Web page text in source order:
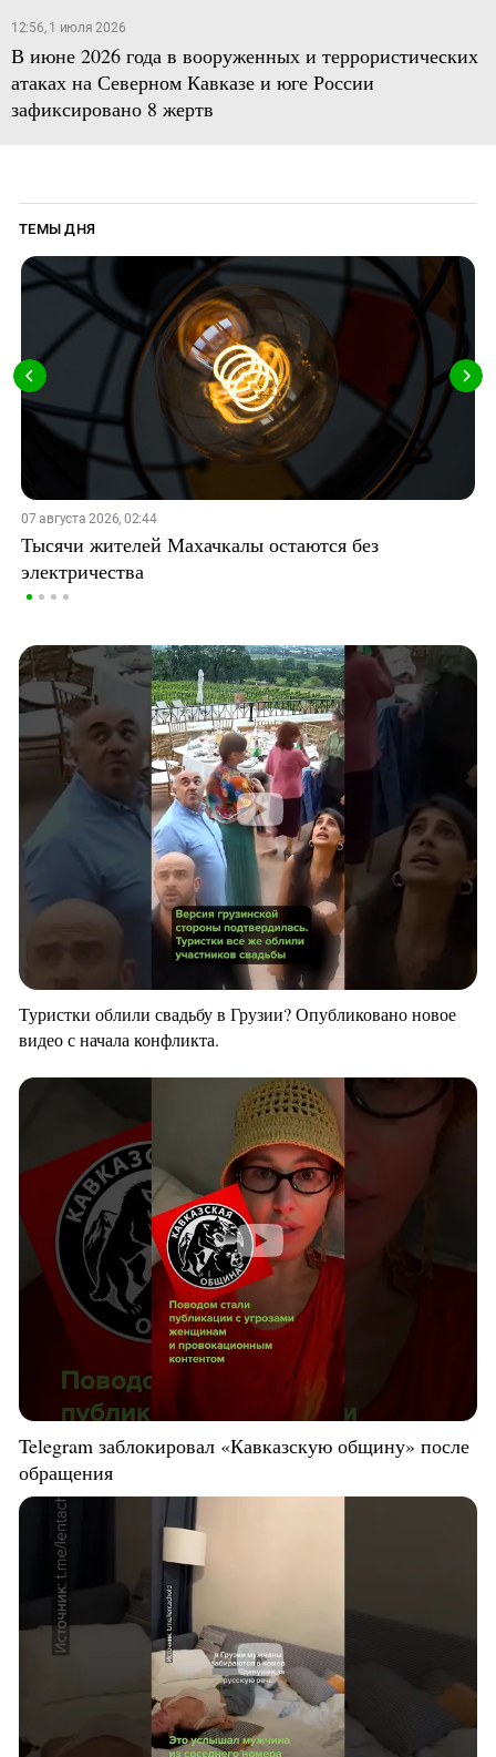
12:56, 1 июля 2026
В июне 2026 года в вооруженных и террористических
атаках на Северном Кавказе и юге России
зафиксировано 8 жертв
ТЕМЫ ДНЯ
07 августа 2026, 02:44
Тысячи жителей Махачкалы остаются без
электричества
Туристки облили свадьбу в Грузии? Опубликовано новое
видео с начала конфликта.
Telegram заблокировал «Кавказскую общину» после
обращения